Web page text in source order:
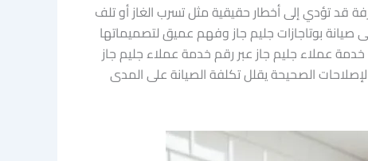
قد تؤدي إلى أخطار حقيقية مثل تسرب الغاز أو تلف
صيانة بوتاجازات جليم جاز وفهم عميق لتصميماتها
عملاء جليم جاز عبر رقم خدمة عملاء جليم جاز
الصحيحة يقلل تكلفة الصيانة على المدى